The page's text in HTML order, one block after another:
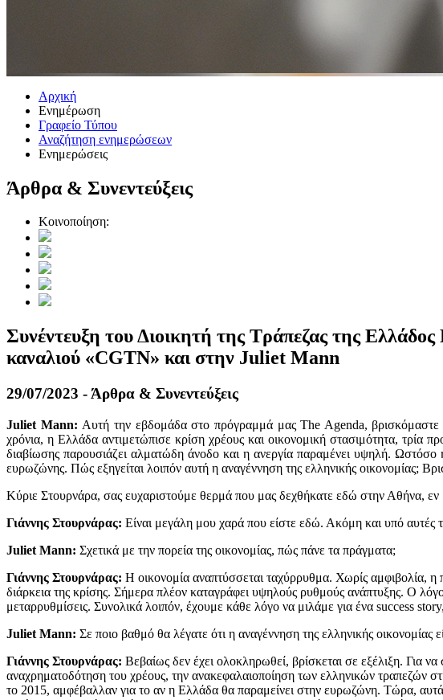
Αρχική
Ενημέρωση
Γραφείο Τύπου
Αναζήτηση ενημερώσεων
Ενημερώσεις
Άρθρα & Συνεντεύξεις
Κοινοποίηση:
Συνέντευξη του Διοικητή της Τράπεζας της
καναλιού «CGTN» και στην Juliet Mann
29/07/2023 - Άρθρα & Συνεντεύξεις
Juliet Mann: Αυτή την εβδομάδα στο πρόγραμμά μας The Agenda, βρισκόμαστε
χρόνια, η Ελλάδα αντιμετώπισε κρίση χρέους και οικονομική στασιμότητα,
διαβίωσης παρουσιάζει αλματώδη άνοδο και η ανεργία παραμένει υψηλή.
ευρωζώνης. Πώς εξηγείται λοιπόν αυτή η αναγέννηση της ελληνικής οικονομίας;
Κύριε Στουρνάρα, σας ευχαριστούμε θερμά που μας δεχθήκατε εδώ στην Αθήνα,
Γιάννης Στουρνάρας: Είναι μεγάλη μου χαρά που είστε εδώ. Ακόμη και υπό αυτές
Juliet Mann: Σχετικά με την πορεία της οικονομίας, πώς πάνε τα πράγματα;
Γιάννης Στουρνάρας: Η οικονομία αναπτύσσεται ταχύρρυθμα. Χωρίς αμφιβολία,
διάρκεια της κρίσης. Σήμερα πλέον καταγράφει υψηλούς ρυθμούς ανάπτυξης. Ο
μεταρρυθμίσεις. Συνολικά λοιπόν, έχουμε κάθε λόγο να μιλάμε για ένα success
Juliet Mann: Σε ποιο βαθμό θα λέγατε ότι η αναγέννηση της ελληνικής οικονομίας
Γιάννης Στουρνάρας: Βεβαίως δεν έχει ολοκληρωθεί, βρίσκεται σε εξέλιξη. Για
αναχρηματοδότηση του χρέους, την ανακεφαλαιοποίηση των ελληνικών τραπεζών
το 2015, αμφέβαλλαν για το αν η Ελλάδα θα παραμείνει στην ευρωζώνη. Τώρα,